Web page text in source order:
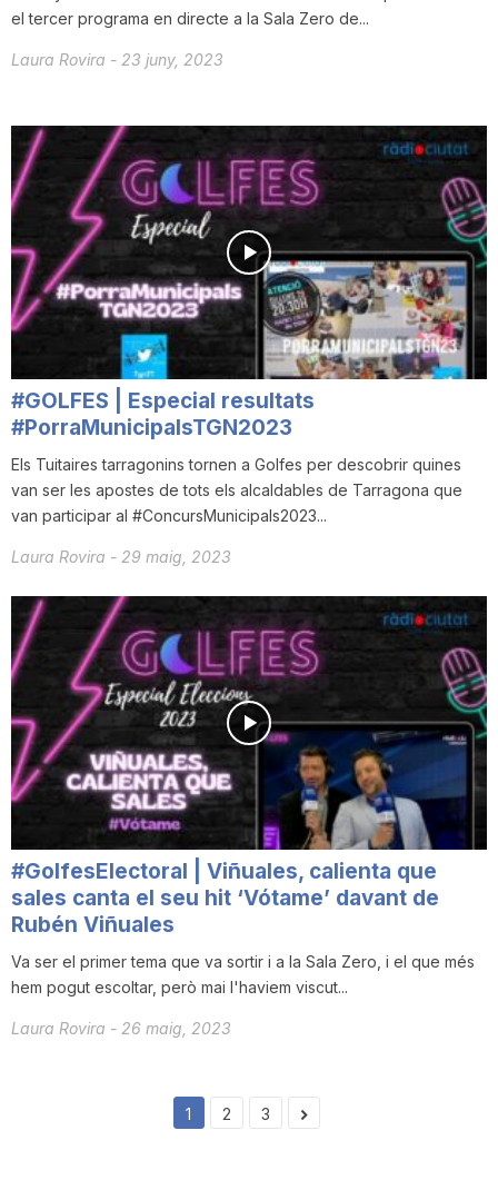
el tercer programa en directe a la Sala Zero de...
Laura Rovira - 23 juny, 2023
#GOLFES | Especial resultats
#PorraMunicipalsTGN2023
Els Tuitaires tarragonins tornen a Golfes per descobrir quines
van ser les apostes de tots els alcaldables de Tarragona que
van participar al #ConcursMunicipals2023...
Laura Rovira - 29 maig, 2023
#GolfesElectoral | Viñuales, calienta que
sales canta el seu hit ‘Vótame’ davant de
Rubén Viñuales
Va ser el primer tema que va sortir i a la Sala Zero, i el que més
hem pogut escoltar, però mai l'haviem viscut...
Laura Rovira - 26 maig, 2023
1 2 3